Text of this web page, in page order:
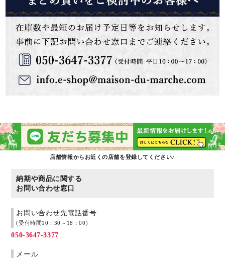
店舗情報からお近くの店舗を登録してください♪
納期や商品に関する
お問い合わせ窓口
お問い合わせ先電話番号
(受付時間10：30～18：00）
050-3647-3377
メール